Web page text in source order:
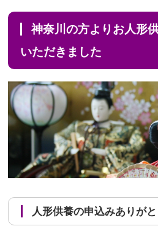
神奈川の方よりお人形供養のお申し込みを
いただきました
人形供養の申込みありが